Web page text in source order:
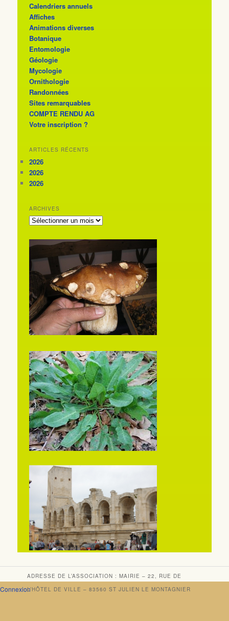
Calendriers annuels
Affiches
Animations diverses
Botanique
Entomologie
Géologie
Mycologie
Ornithologie
Randonnées
Sites remarquables
COMPTE RENDU AG
Votre inscription ?
ARTICLES RÉCENTS
2026
2026
2026
ARCHIVES
ARCHIVES
ADRESSE DE L’ASSOCIATION : MAIRIE – 22, RUE DE
L’HÔTEL DE VILLE – 83560 ST JULIEN LE MONTAGNIER
Connexion